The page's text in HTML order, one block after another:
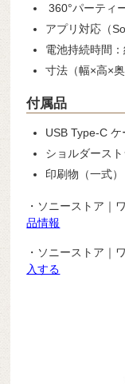
360°パーティ
アプリ対応（
電池持続時間
寸法（幅×高×
付属品
USB Type-C ケ
ショルダース
印刷物（一式）
・ソニーストア｜
品情報
・ソニーストア｜
入する